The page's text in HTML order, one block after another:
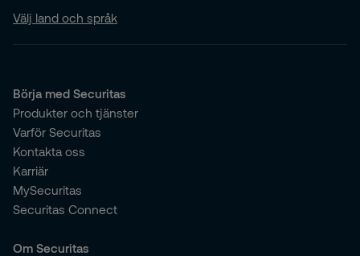
Välj land och språk
Börja med Securitas
Produkter och tjänster
Varför Securitas
Kontakta oss
Karriär
MySecuritas
Securitas Connect
Om Securitas